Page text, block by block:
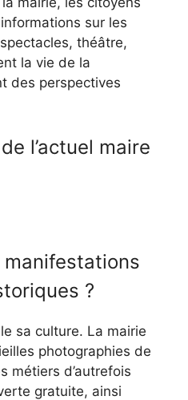
sur les
théâtre,
la vie de la
des perspectives
l’actuel maire
?
sa culture. La mairie
photographies de
métiers d’autrefois
gratuite, ainsi